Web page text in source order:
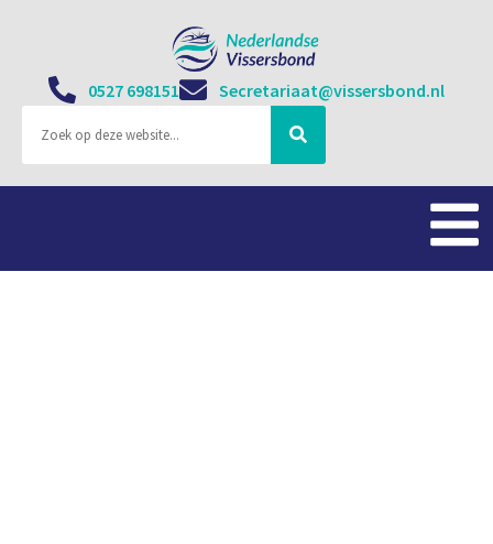
0527 698151 Secretariaat@vissersbond.nl